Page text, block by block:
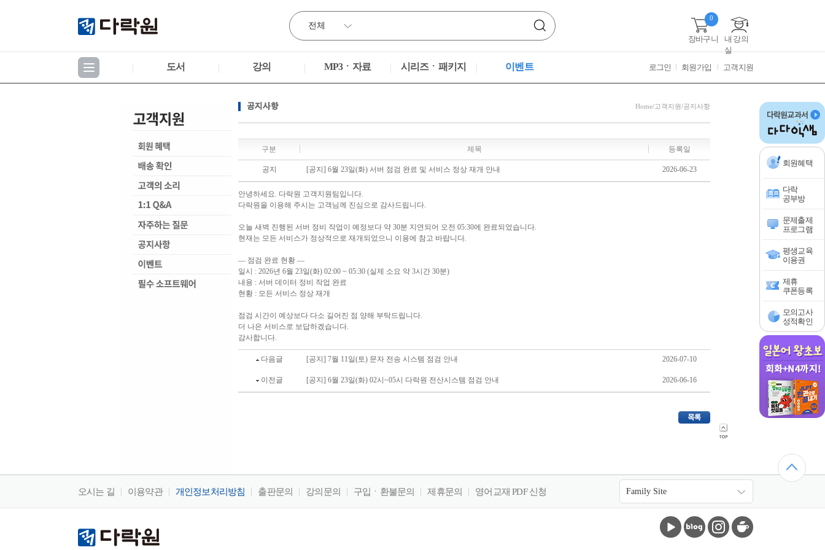
장바구니
0
내 강의
실
도서 강의 MP3ㆍ자료 시리즈ㆍ패키지 이벤트 로그인 회원가입 고객지원
회원혜택
다락
공부방
문제출제
프로그램
평생교육
이용권
제휴
쿠폰등록
모의고사
성적확인
공지사항 Home/고객지원/공지사항
구분 제목 등록일
공지 [공지] 6월 23일(화) 서버 점검 완료 및 서비스 정상 재개 안내 2026-06-23
안녕하세요. 다락원 고객지원팀입니다.
다락원을 이용해 주시는 고객님께 진심으로 감사드립니다.
오늘 새벽 진행된 서버 정비 작업이 예정보다 약 30분 지연되어 오전 05:30에 완료되었습니다.
현재는 모든 서비스가 정상적으로 재개되었으니 이용에 참고 바랍니다.
— 점검 완료 현황 —
일시 : 2026년 6월 23일(화) 02:00 ~ 05:30 (실제 소요 약 3시간 30분)
내용 : 서버 데이터 정비 작업 완료
현황 : 모든 서비스 정상 재개
점검 시간이 예상보다 다소 길어진 점 양해 부탁드립니다.
더 나은 서비스로 보답하겠습니다.
감사합니다.
다음글 [공지] 7월 11일(토) 문자 전송 시스템 점검 안내 2026-07-10
이전글 [공지] 6월 23일(화) 02시~05시 다락원 전산시스템 점검 안내 2026-06-16
목록<>
오시는 길 이용약관 개인정보처리방침 출판문의 강의문의 구입ㆍ환불문의 제휴문의 영어교재 PDF 신청